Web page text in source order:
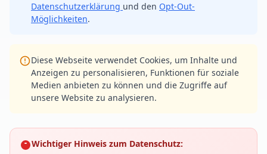
Datenschutzerklärung und den Opt-Out-
Möglichkeiten.
Diese Webseite verwendet Cookies, um Inhalte und
Anzeigen zu personalisieren, Funktionen für soziale
Medien anbieten zu können und die Zugriffe auf
unsere Website zu analysieren.
Wichtiger Hinweis zum Datenschutz: